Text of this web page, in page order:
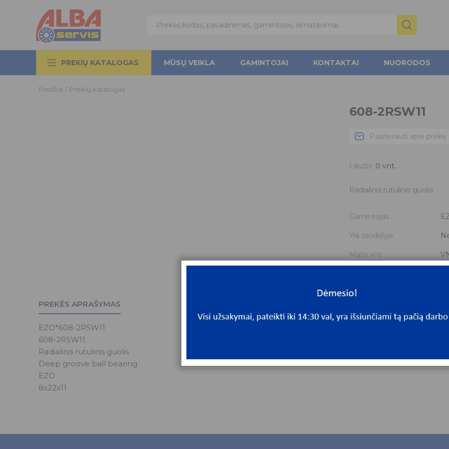
PREKIŲ KATALOGAS MŪSŲ VEIKLA GAMINTOJAI KONTAKTAI NUORODOS
Pradžia / Prekių katalogas
608-2RSW11
Pasiteirauti apie prekę
Likutis: 0 vnt.
Radialinis rutulinis guolis
Gamintojas
Yra sandėlyje
Mato vnt
PREKĖS APRAŠYMAS
EZO*608-2RSW11
608-2RSW11
Radialinis rutulinis guolis
Deep groove ball bearing
EZO
8x22x11